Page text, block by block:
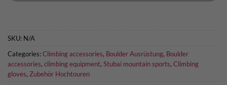
SKU: N/A
Categories:Climbing accessories, Boulder Ausrüstung, Boulder
accessories, climbing equipment, Stubai mountain sports, Climbing
gloves, Zubehör Hochtouren